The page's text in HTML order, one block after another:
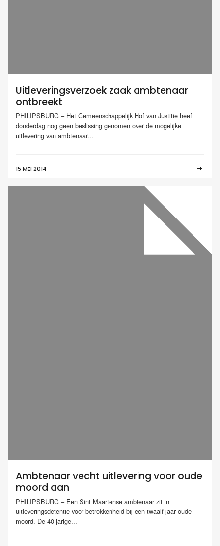
Uitleveringsverzoek zaak ambtenaar
ontbreekt
PHILIPSBURG – Het Gemeenschappelijk Hof van Justitie heeft
donderdag nog geen beslissing genomen over de mogelijke
uitlevering van ambtenaar...
15 MEI 2014
Ambtenaar vecht uitlevering voor oude
moord aan
PHILIPSBURG – Een Sint Maartense ambtenaar zit in
uitleveringsdetentie voor betrokkenheid bij een twaalf jaar oude
moord. De 40-jarige...